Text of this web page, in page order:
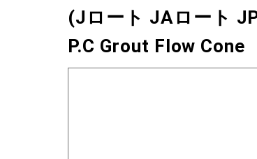
(Jロート JAロート
P.C Grout Flow Cone